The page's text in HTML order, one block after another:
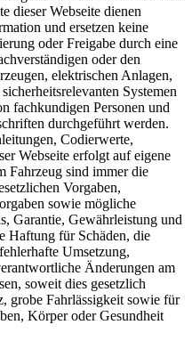
dieser Webseite dienen
und ersetzen keine
oder Freigabe durch eine
oder den
elektrischen Anlagen,
Systemen
fachkundigen Personen und
durchgeführt werden.
Codierwerte,
Webseite erfolgt auf eigene
Fahrzeug sind immer die
Vorgaben,
sowie mögliche
Garantie, Gewährleistung und
Haftung für Schäden, die
Umsetzung,
Änderungen am
soweit dies gesetzlich
grobe Fahrlässigkeit sowie für
Körper oder Gesundheit